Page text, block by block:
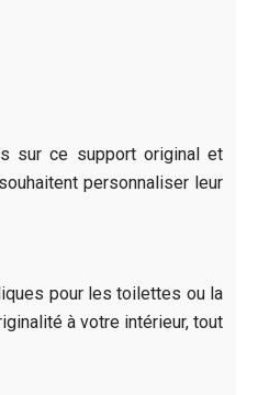
sur ce support original et
personnaliser leur
pour les toilettes ou la
à votre intérieur, tout